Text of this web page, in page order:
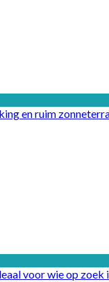
en ruim zonneterras
voor wie op zoek